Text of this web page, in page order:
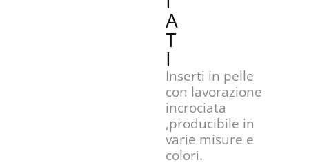
A
T
I
Inserti in pelle
con lavorazione
incrociata
,producibile in
varie misure e
colori.